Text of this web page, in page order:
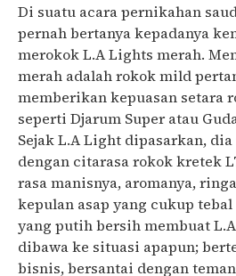
Di suatu acara pernikahan
pernah bertanya kepadanya
merokok L.A Lights merah.
merah adalah rokok mild
memberikan kepuasan setara
seperti Djarum Super atau
Sejak L.A Light dipasarkan,
dengan citarasa rokok kretek
rasa manisnya, aromanya,
kepulan asap yang cukup
yang putih bersih membuat
dibawa ke situasi apapun;
bisnis, bersantai dengan